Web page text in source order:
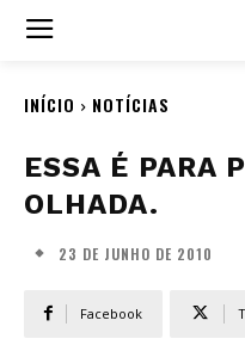
INÍCIO NOTÍCIAS
ESSA É PARA
OLHADA.
23 DE JUNHO DE 2010
Facebook